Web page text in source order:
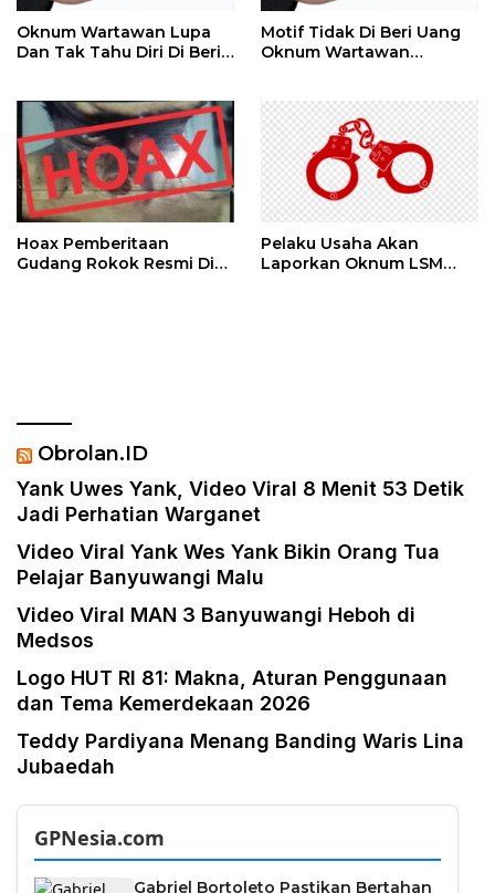
Oknum Wartawan Lupa
Dan Tak Tahu Diri Di Beri
Motif Tidak Di Beri Uang
Oknum Wartawan
Seperti Di Mall
Menawarkan Hadiah
Hoax Pemberitaan
Gudang Rokok Resmi Di
Pelaku Usaha Akan
Laporkan Oknum LSM
Obrolan.ID
Yank Uwes Yank, Video Viral 8 Menit 53 Detik
Jadi Perhatian Warganet
Video Viral Yank Wes Yank Bikin Orang Tua
Pelajar Banyuwangi Malu
Video Viral MAN 3 Banyuwangi Heboh di
Medsos
Logo HUT RI 81: Makna, Aturan Penggunaan
dan Tema Kemerdekaan 2026
Teddy Pardiyana Menang Banding Waris Lina
Jubaedah
GPNesia.com
Gabriel Bortoleto Pastikan Bertahan